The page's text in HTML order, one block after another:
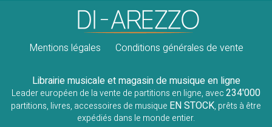
Mentions légales Conditions générales de vente
Librairie musicale et magasin de musique en ligne
Leader européen de la vente de partitions en ligne, avec234'000
partitions, livres, accessoires de musique EN STOCK, prêts à être
expédiés dans le monde entier.